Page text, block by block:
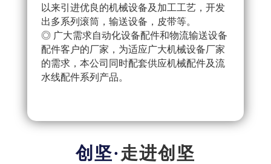
以来引进优良的机械设备及加工工艺，开发
出多系列滚筒，输送设备，皮带等。
◎ 广大需求自动化设备配件和物流输送设备
配件客户的厂家，为适应广大机械设备厂家
的需求，本公司同时配套供应机械配件及流
水线配件系列产品。
走进创坚